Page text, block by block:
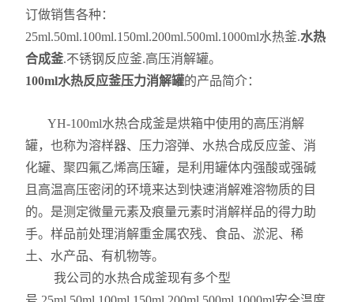
订做销售各种：
25ml.50ml.100ml.150ml.200ml.500ml.1000ml水热釜.水热
合成釜.不锈钢反应釜.高压消解罐。
100ml水热反应釜压力消解罐的产品简介：
YH-100ml水热合成釜是烘箱中使用的高压消解
罐，也称为溶样器、压力溶弹、水热合成反应釜、消
化罐、聚四氟乙烯高压罐，是利用罐体内强酸或强碱
且高温高压密闭的环境来达到快速消解难溶物质的目
的。是测定微量元素及痕量元素时消解样品的得力助
手。样品前处理消解重金属农残、食品、淤泥、稀
土、水产品、有机物等。
我公司的水热合成釜现有多个型